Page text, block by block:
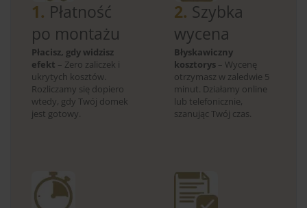
1. Płatność
po montażu
Płacisz, gdy widzisz
efekt – Zero zaliczek i
ukrytych kosztów.
Rozliczamy się dopiero
wtedy, gdy Twój domek
jest gotowy.
2. Szybka
wycena
Błyskawiczny
kosztorys – Wycenę
otrzymasz w zaledwie 5
minut. Działamy online
lub telefonicznie,
szanując Twój czas.